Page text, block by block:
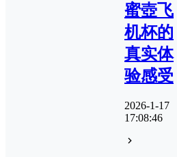
蜜壺飞
机杯的
真实体
验感受
2026-1-17
17:08:46